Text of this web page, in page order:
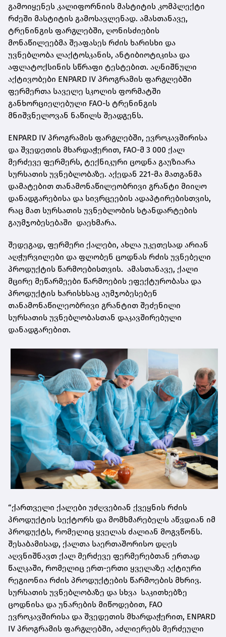
გამოიყენეს კალიფორნიის მასტიტის კომპლექტი
რძეში მასტიტის გამოსავლენად. ამასთანავე,
ტრენინგის ფარგლებში, ღონისძიების
მონაწილეებმა შეაფასეს რძის ხარისხი და
უვნებლობა ლაქტოსკანის, ანტიბიოტიკისა და
აფლატოქსინის სწრაფი ტესტებით. აღნიშნული
აქტივობები ENPARD IV პროგრამის ფარგლებში
ფერმერთა საველე სკოლის ფორმატში
განხორციელებული FAO-ს ტრენინგის
მნიშვნელოვან ნაწილს შეადგენს.
ENPARD IV პროგრამის ფარგლებში, ევროკავშირისა
და შვედეთის მხარდაჭერით, FAO-მ 3 000 ქალ
მერძევე ფერმერს, ტექნიკური ცოდნა გაუზიარა
სურსათის უვნებლობაზე. აქედან 221-მა მათგანმა
დამატებით თანამონაწილეობრივი გრანტი მიიღო
დანადგარებისა და სივრცეების ადაპტირებისთვის,
რაც მათ სურსათის უვნებლობის სტანდარტების
გაუმჯობესებაში დაეხმარა.
შედეგად, ფერმერი ქალები, ახლა უკეთესად არიან
აღჭურვილები და ფლობენ ცოდნას რძის უვნებელი
პროდუქტის წარმოებისთვის. ამასთანავე, ქალი
მცირე მეწარმეები წარმოების ეფექტურობასა და
პროდუქტის ხარისხსაც აუმჯობესებენ
თანამონაწილეობრივი გრანტით შეძენილი
სურსათის უვნებლობასთან დაკავშირებული
დანადგარებით.
“ქართველი ქალები უძღვებიან ქვეყნის რძის
პროდუქტის სექტორს და მომხმარებელს აწვდიან იმ
პროდუქტს, რომელიც ყველას ძალიან მოგვწონს.
შესაბამისად, ქალთა საერთაშორისო დღეს
აღვნიშნავთ ქალ მერძევე ფერმერებთან ერთად
წალკაში, რომელიც ერთ-ერთი ყველაზე აქტიური
რეგიონია რძის პროდუქტების წარმოების მხრივ.
სურსათის უვნებლობაზე და სხვა საკითხებზე
ცოდნისა და უნარების მიწოდებით, FAO
ევროკავშირისა და შვედეთის მხარდაჭერით, ENPARD
IV პროგრამის ფარგლებში, აძლიერებს მერძეული